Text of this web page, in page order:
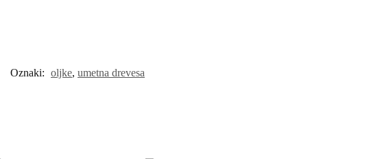
Oznaki: oljke, umetna drevesa